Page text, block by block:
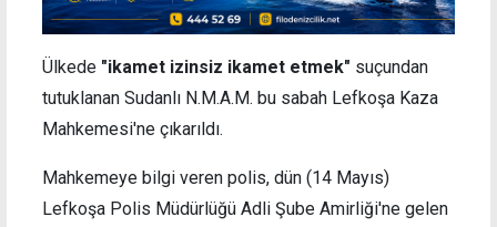
Ülkede "ikamet izinsiz ikamet etmek" suçundan
tutuklanan Sudanlı N.M.A.M. bu sabah Lefkoşa Kaza
Mahkemesi'ne çıkarıldı.
Mahkemeye bilgi veren polis, dün (14 Mayıs)
Lefkoşa Polis Müdürlüğü Adli Şube Amirliği'ne gelen